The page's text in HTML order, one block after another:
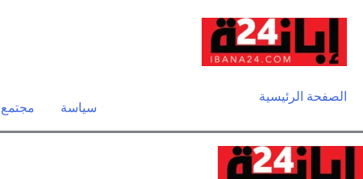
الصفحة الرئيسية
سياسة
مجتمع